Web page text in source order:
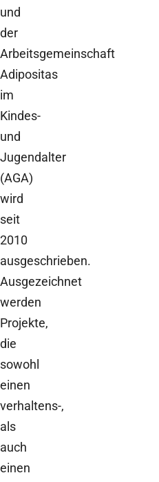
und
der
Arbeitsgemeinschaft
Adipositas
im
Kindes-
und
Jugendalter
(AGA)
wird
seit
2010
ausgeschrieben.
Ausgezeichnet
werden
Projekte,
die
sowohl
einen
verhaltens-,
als
auch
einen